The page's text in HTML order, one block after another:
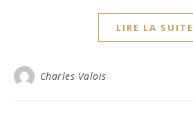
LIRE LA SUITE
Charles Valois